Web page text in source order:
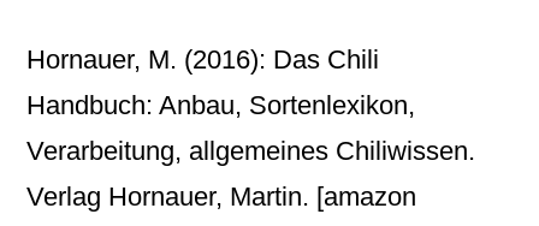
Hornauer, M. (2016): Das Chili
Handbuch: Anbau, Sortenlexikon,
Verarbeitung, allgemeines Chiliwissen.
Verlag Hornauer, Martin. [amazon